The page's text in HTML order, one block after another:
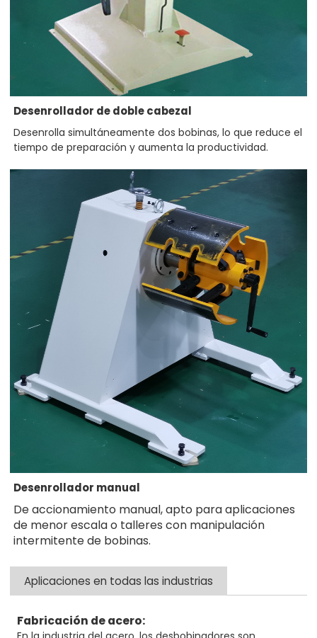
Desenrollador de doble cabezal
Desenrolla simultáneamente dos bobinas, lo que reduce el
tiempo de preparación y aumenta la productividad.
Desenrollador manual
De accionamiento manual, apto para aplicaciones
de menor escala o talleres con manipulación
intermitente de bobinas.
Aplicaciones en todas las industrias
Fabricación de acero: